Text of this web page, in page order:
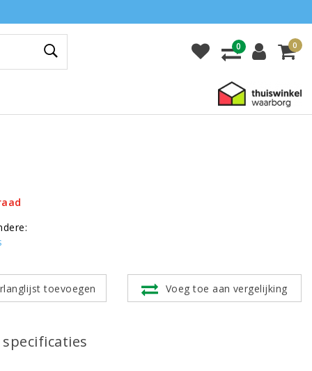
0 0
toevoegen Voeg toe aan vergelijking